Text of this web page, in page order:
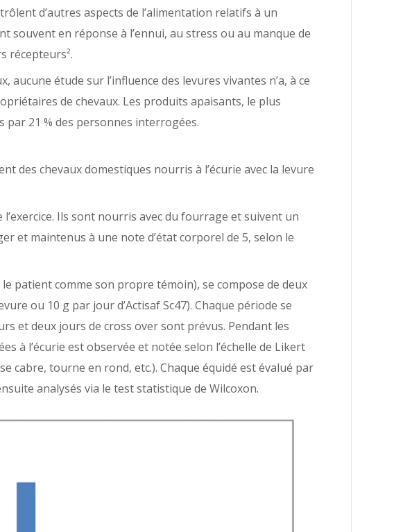
d’autres aspects de l’alimentation relatifs à un
souvent en réponse à l’ennui, au stress ou au manque de
récepteurs².
étude sur l’influence des levures vivantes n’a, à ce
de chevaux. Les produits apaisants, le plus
21 % des personnes interrogées.
des chevaux domestiques nourris à l’écurie avec la levure
Ils sont nourris avec du fourrage et suivent un
et maintenus à une note d’état corporel de 5, selon le
patient comme son propre témoin), se compose de deux
ou 10 g par jour d’Actisaf Sc47). Chaque période se
et deux jours de cross over sont prévus. Pendant les
à l’écurie est observée et notée selon l’échelle de Likert
cabre, tourne en rond, etc.). Chaque équidé est évalué par
analysés via le test statistique de Wilcoxon.